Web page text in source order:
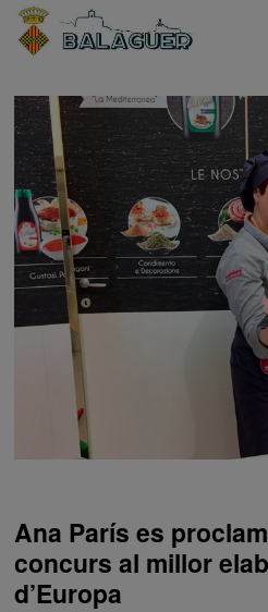
Ana París es
concurs al millor
d’Europa